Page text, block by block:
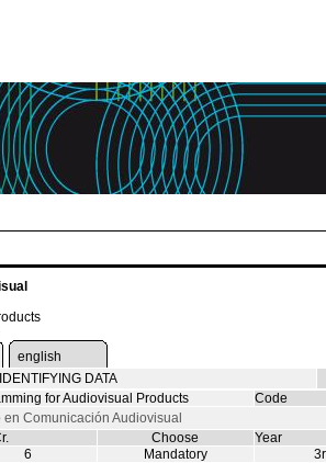
english
IDENTIFYING DATA
for Audiovisual Products Code
en Comunicación Audiovisual
Choose Year
6
Mandatory